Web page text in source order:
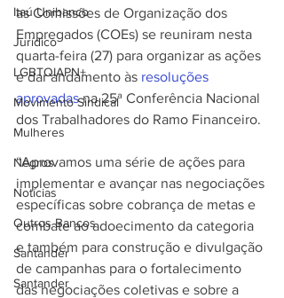
Itaú Unibanco
Jurídico
LGBTQIAPN+
Movimento Sindical
Mulheres
Negros
Notícias
Outros Bancos
Santander
Santander
as Comissões de Organização dos
Empregados (COEs) se reuniram nesta
quarta-feira (27) para organizar as ações
e dar andamento às resoluções
aprovadas na 25ª Conferência Nacional
dos Trabalhadores do Ramo Financeiro.
“Aprovamos uma série de ações para
implementar e avançar nas negociações
específicas sobre cobrança de metas e
combate ao adoecimento da categoria
e também para construção e divulgação
de campanhas para o fortalecimento
das negociações coletivas e sobre a